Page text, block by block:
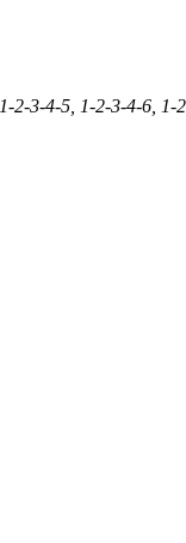
1-2-3-4-5, 1-2-3-4-6, 1-